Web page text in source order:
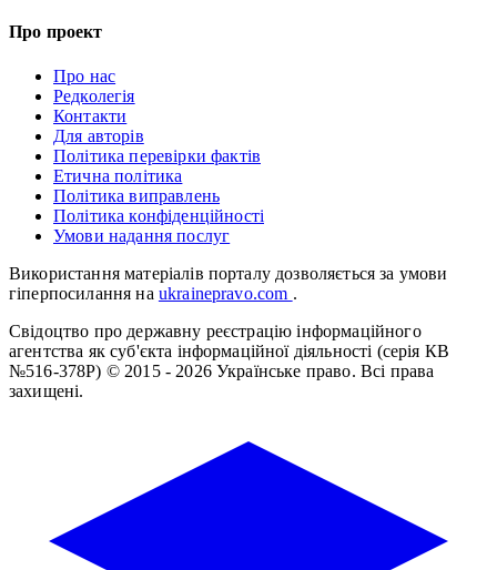
Про проект
Про нас
Редколегія
Контакти
Для авторів
Політика перевірки фактів
Етична політика
Політика виправлень
Політика конфіденційності
Умови надання послуг
Використання матеріалів порталу дозволяється за умови
гіперпосилання на ukrainepravo.com .
Свідоцтво про державну реєстрацію інформаційного
агентства як суб'єкта інформаційної діяльності (серія КВ
№516-378Р) © 2015 - 2026 Українське право. Всі права
захищені.